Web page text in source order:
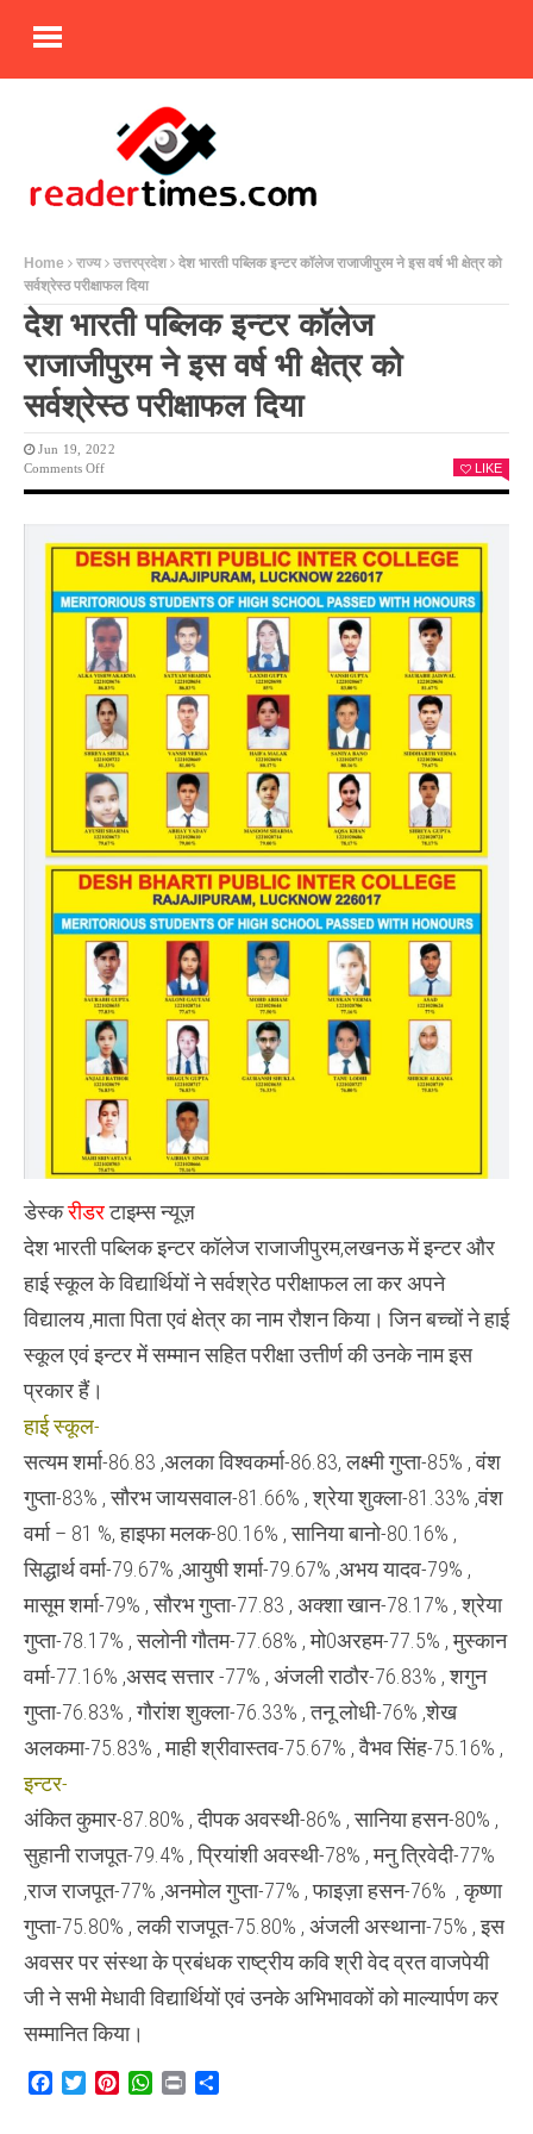
Home राज्य उत्तरप्रदेश
देश भारती पब्लिक इन्टर कॉलेज राजाजीपुरम ने इस वर्ष भी क्षेत्र को
सर्वश्रेस्ठ परीक्षाफल दिया
देश भारती पब्लिक इन्टर कॉलेज
राजाजीपुरम ने इस वर्ष भी क्षेत्र को
सर्वश्रेस्ठ परीक्षाफल दिया
Jun 19, 2022
Comments OffOn
इन्टर
कॉलेज
राजाजीपुरम
ने
इस
वर्ष
भी
क्षेत्र
को
सर्वश्रेस्ठ
परीक्षाफल
दिया
LIKE
डेस्करीडरटाइम्स न्यूज़
देश भारती पब्लिक इन्टर कॉलेज राजाजीपुरम,लखनऊ में इन्टर और
हाई स्कूल के विद्यार्थियों ने सर्वश्रेठ परीक्षाफल ला कर अपने
विद्यालय ,माता पिता एवं क्षेत्र का नाम रौशन किया। जिन बच्चों ने हाई
स्कूल एवं इन्टर में सम्मान सहित परीक्षा उत्तीर्ण की उनके नाम इस
प्रकार हैं।
हाई स्कूल-
सत्यम शर्मा-86.83 ,अलका विश्वकर्मा-86.83, लक्ष्मी गुप्ता-85% , वंश
गुप्ता-83% , सौरभ जायसवाल-81.66% , श्रेया शुक्ला-81.33% ,वंश
वर्मा – 81 %, हाइफा मलक-80.16% , सानिया बानो-80.16% ,
सिद्धार्थ वर्मा-79.67% ,आयुषी शर्मा-79.67% ,अभय यादव-79% ,
मासूम शर्मा-79% , सौरभ गुप्ता-77.83 , अक्शा खान-78.17% , श्रेया
गुप्ता-78.17% , सलोनी गौतम-77.68% , मो0अरहम-77.5% , मुस्कान
वर्मा-77.16% ,असद सत्तार -77% , अंजली राठौर-76.83% , शगुन
गुप्ता-76.83% , गौरांश शुक्ला-76.33% , तनू लोधी-76% ,शेख
अलकमा-75.83% , माही श्रीवास्तव-75.67% , वैभव सिंह-75.16% ,
इन्टर-
अंकित कुमार-87.80% , दीपक अवस्थी-86% , सानिया हसन-80% ,
सुहानी राजपूत-79.4% , प्रियांशी अवस्थी-78% , मनु त्रिवेदी-77%
,राज राजपूत-77% ,अनमोल गुप्ता-77% , फाइज़ा हसन-76% , कृष्णा
गुप्ता-75.80% , लकी राजपूत-75.80% , अंजली अस्थाना-75% , इस
अवसर पर संस्था के प्रबंधक राष्ट्रीय कवि श्री वेद व्रत वाजपेयी
जी ने सभी मेधावी विद्यार्थियों एवं उनके अभिभावकों को माल्यार्पण कर
सम्मानित किया।
Facebook
TwitterPinterestWhatsApp
Print